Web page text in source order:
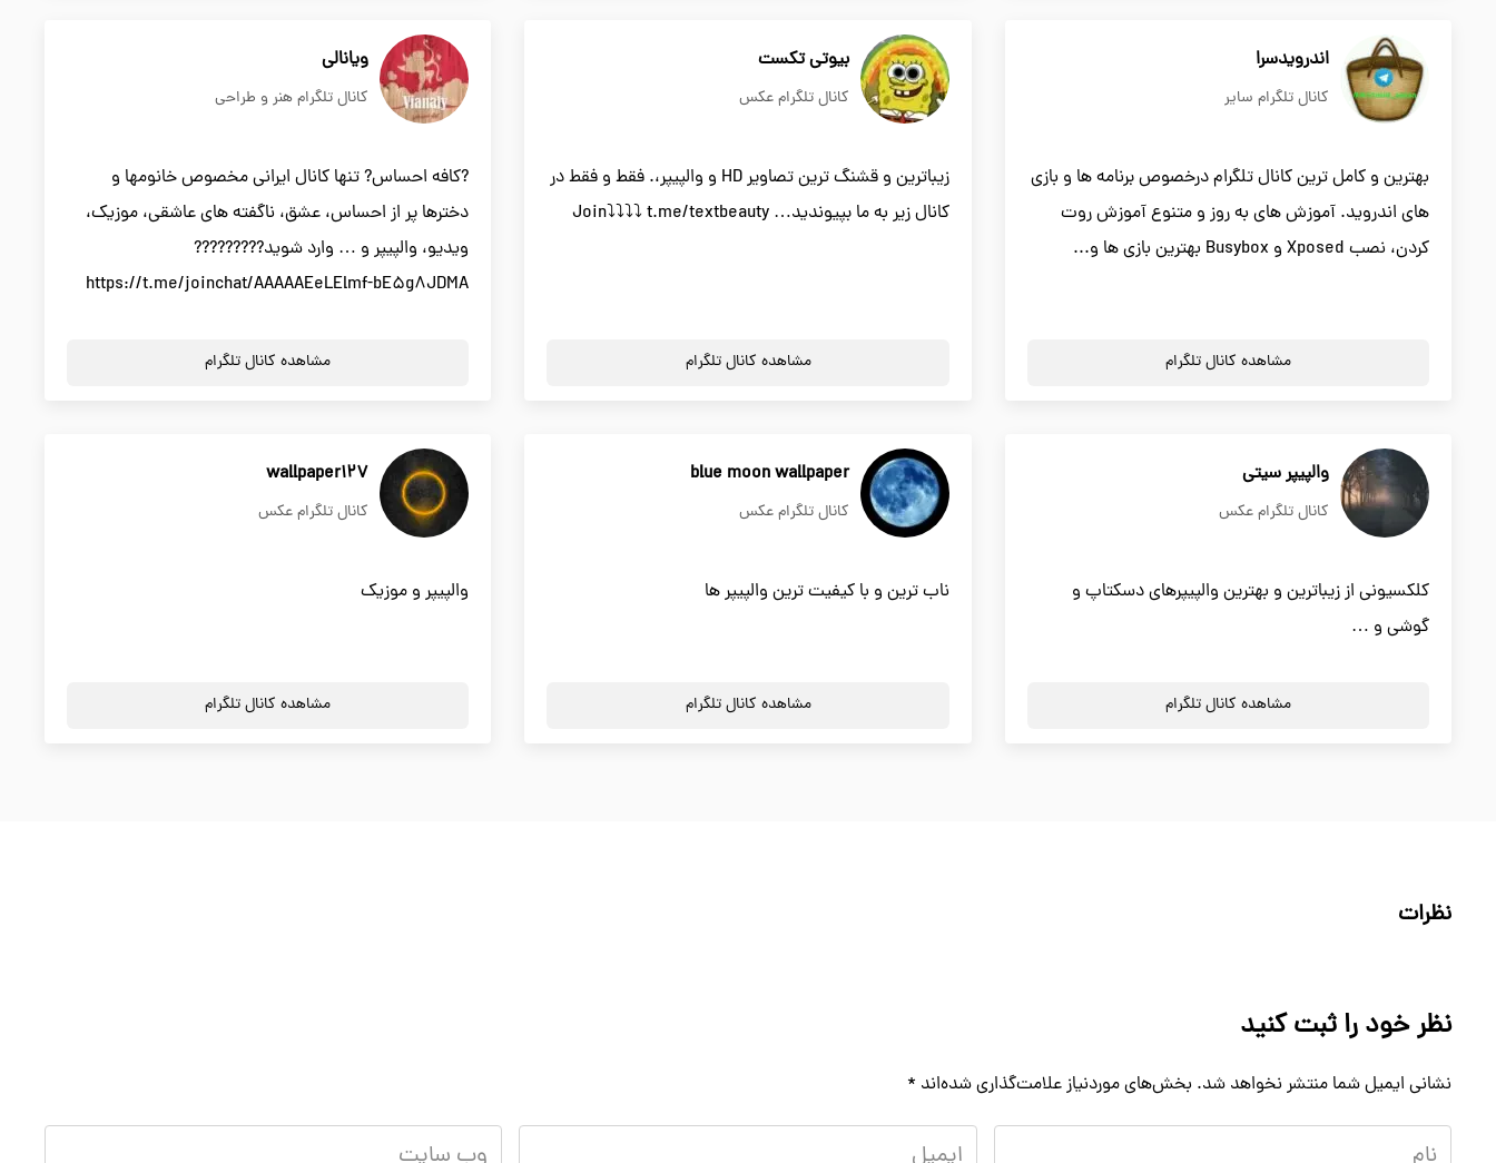
اندرویدسرا
کانال تلگرام سایر
بهترین و کامل ترین کانال تلگرام درخصوص برنامه ها و بازی
های اندروید. آموزش های به روز و متنوع آموزش روت
کردن، نصب Xposed و Busybox بهترین بازی ها و...
مشاهده کانال تلگرام
بیوتی تکست
کانال تلگرام عکس
زیباترین و قشنگ ترین تصاویر HD و والپیپر،. فقط و فقط در
کانال زیر به ما بپیوندید… Join⤵⤵⤵⤵ t.me/textbeauty
مشاهده کانال تلگرام
ویانالی
کانال تلگرام هنر و طراحی
?کافه احساس? تنها کانال ایرانی مخصوص خانومها و
دخترها پر از احساس، عشق، ناگفته های عاشقی، موزیک،
ویدیو، والپیپر و … وارد شوید?????????
https://t.me/joinchat/AAAAAEeLElmf-bE5g8JDMA
مشاهده کانال تلگرام
والپیپر سیتی
کانال تلگرام عکس
کلکسیونی از زیباترین و بهترین والپیپرهای دسکتاپ و
گوشی و …
مشاهده کانال تلگرام
blue moon wallpaper
کانال تلگرام عکس
ناب ترین و با کیفیت ترین والپیپر ها
مشاهده کانال تلگرام
wallpaper127
کانال تلگرام عکس
والپیپر و موزیک
مشاهده کانال تلگرام
نظرات
نظر خود را ثبت کنید
نشانی ایمیل شما منتشر نخواهد شد. بخش‌های موردنیاز علامت‌گذاری شده‌اند *